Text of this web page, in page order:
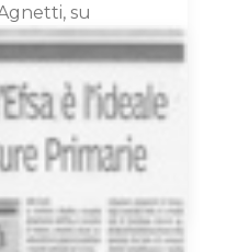
su
tutto l'articolo